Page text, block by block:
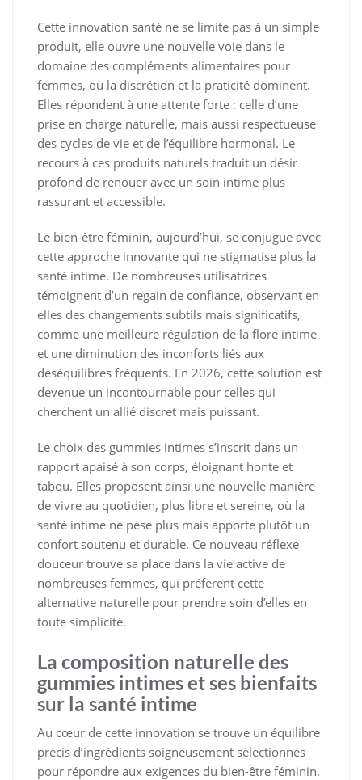
Cette innovation santé ne se limite pas à un simple
produit, elle ouvre une nouvelle voie dans le
domaine des compléments alimentaires pour
femmes, où la discrétion et la praticité dominent.
Elles répondent à une attente forte : celle d’une
prise en charge naturelle, mais aussi respectueuse
des cycles de vie et de l’équilibre hormonal. Le
recours à ces produits naturels traduit un désir
profond de renouer avec un soin intime plus
rassurant et accessible.
Le bien-être féminin, aujourd’hui, se conjugue avec
cette approche innovante qui ne stigmatise plus la
santé intime. De nombreuses utilisatrices
témoignent d’un regain de confiance, observant en
elles des changements subtils mais significatifs,
comme une meilleure régulation de la flore intime
et une diminution des inconforts liés aux
déséquilibres fréquents. En 2026, cette solution est
devenue un incontournable pour celles qui
cherchent un allié discret mais puissant.
Le choix des gummies intimes s’inscrit dans un
rapport apaisé à son corps, éloignant honte et
tabou. Elles proposent ainsi une nouvelle manière
de vivre au quotidien, plus libre et sereine, où la
santé intime ne pèse plus mais apporte plutôt un
confort soutenu et durable. Ce nouveau réflexe
douceur trouve sa place dans la vie active de
nombreuses femmes, qui préfèrent cette
alternative naturelle pour prendre soin d’elles en
toute simplicité.
La composition naturelle des
gummies intimes et ses bienfaits
sur la santé intime
Au cœur de cette innovation se trouve un équilibre
précis d’ingrédients soigneusement sélectionnés
pour répondre aux exigences du bien-être féminin.